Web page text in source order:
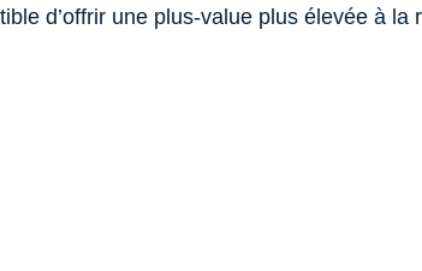
d’offrir une plus-value plus élevée à